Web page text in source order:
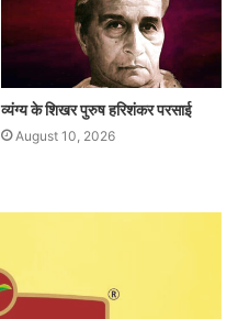
व्यंग्य के शिखर पुरुष हरिशंकर परसाई
August 10, 2026